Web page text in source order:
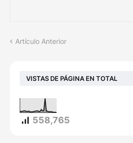
Artículo Anterior
VISTAS DE PÁGINA EN TOTAL
558,765